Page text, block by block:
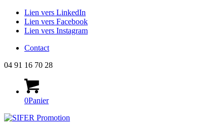
Lien vers LinkedIn
Lien vers Facebook
Lien vers Instagram
Contact
04 91 16 70 28
0Panier